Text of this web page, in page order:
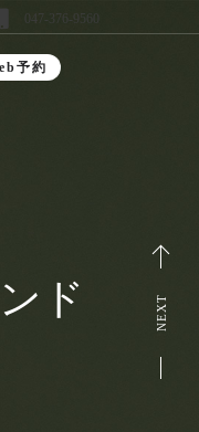
047-376-9560
予約
ド
NEXT